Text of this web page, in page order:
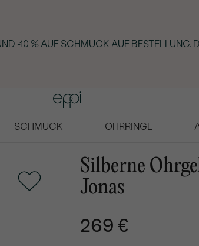
-10 % AUF SCHMUCK AUF BESTELLUNG.
SCHMUCK OHRRINGE
Silberne
Jonas
269 €